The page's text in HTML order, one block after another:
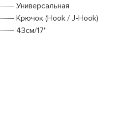
Универсальная
Крючок (Hook / J-Hook)
43см/17''